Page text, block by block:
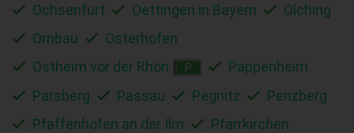
Ochsenfurt
Oettingen in Bayern
Olching
Ornbau
Osterhofen
Ostheim vor der Rhön
P
Pappenheim
Parsberg
Passau Pegnitz
Penzberg
Pfaffenhofen an der Ilm
Pfarrkirchen